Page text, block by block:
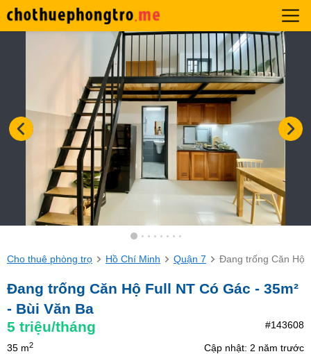
Cho thuê phòng trọ Hồ Chí Minh Quận 7 Đang trống Căn Hộ
Đang trống Căn Hộ Full NT Có Gác - 35m²
- Bùi Văn Ba
5 triệu/tháng #143608
35 m2
Cập nhật: 2 năm trước